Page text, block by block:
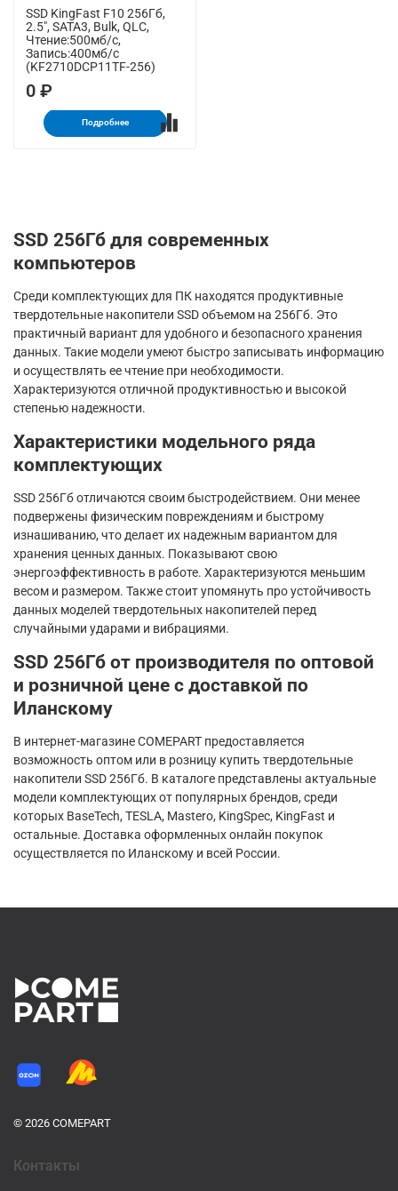
SSD KingFast F10 256Гб,
2.5", SATA3, Bulk, QLC,
Чтение:500мб/с,
Запись:400мб/с
(KF2710DCP11TF-256)
0 ₽
Подробнее
SSD 256Гб для современных
компьютеров
Среди комплектующих для ПК находятся продуктивные
твердотельные накопители SSD объемом на 256Гб. Это
практичный вариант для удобного и безопасного хранения
данных. Такие модели умеют быстро записывать информацию
и осуществлять ее чтение при необходимости.
Характеризуются отличной продуктивностью и высокой
степенью надежности.
Характеристики модельного ряда
комплектующих
SSD 256Гб отличаются своим быстродействием. Они менее
подвержены физическим повреждениям и быстрому
изнашиванию, что делает их надежным вариантом для
хранения ценных данных. Показывают свою
энергоэффективность в работе. Характеризуются меньшим
весом и размером. Также стоит упомянуть про устойчивость
данных моделей твердотельных накопителей перед
случайными ударами и вибрациями.
SSD 256Гб от производителя по оптовой
и розничной цене с доставкой по
Иланскому
В интернет-магазине COMEPART предоставляется
возможность оптом или в розницу купить твердотельные
накопители SSD 256Гб. В каталоге представлены актуальные
модели комплектующих от популярных брендов, среди
которых BaseTech, TESLA, Mastero, KingSpec, KingFast и
остальные. Доставка оформленных онлайн покупок
осуществляется по Иланскому и всей России.
© 2026 COMEPART
Контакты